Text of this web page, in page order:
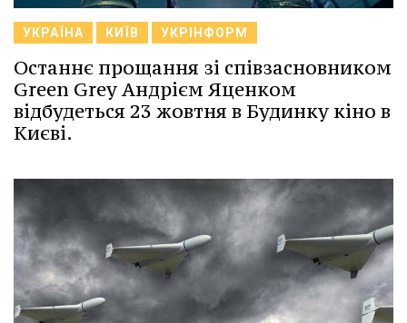
УКРАЇНА КИЇВ УКРІНФОРМ
Останнє прощання зі співзасновником
Green Grey Андрієм Яценком
відбудеться 23 жовтня в Будинку кіно в
Києві.